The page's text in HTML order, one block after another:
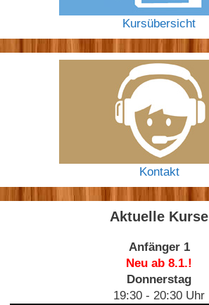
Kursübersicht
Kontakt
Aktuelle Kurse
Anfänger 1
Neu ab 8.1.!
Donnerstag
19:30 - 20:30 Uhr